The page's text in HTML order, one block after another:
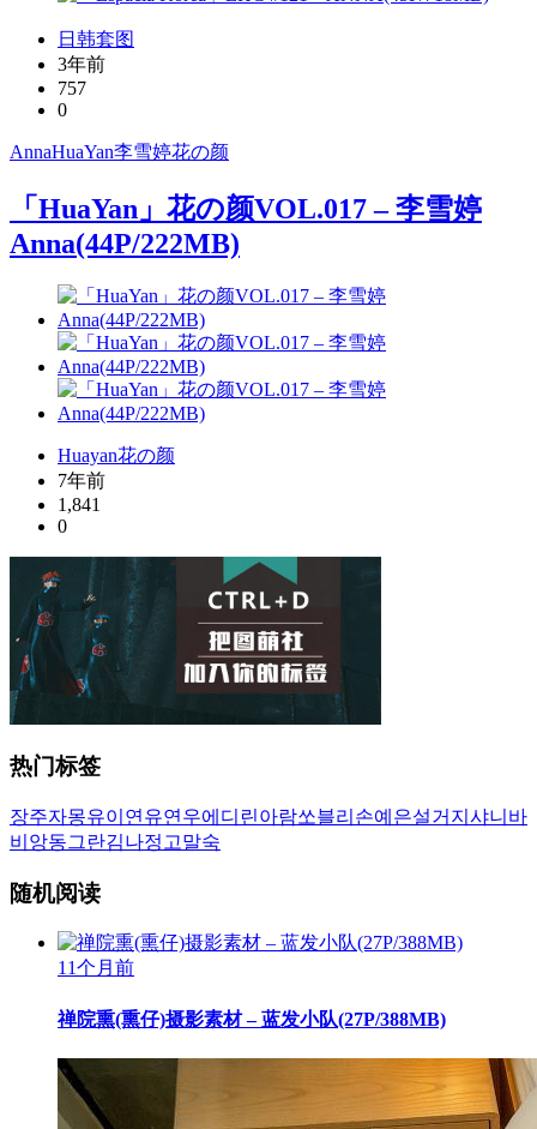
日韩套图
3年前
757
0
AnnaHuaYan李雪婷花の颜
「HuaYan」花の颜VOL.017 – 李雪婷
Anna(44P/222MB)
Huayan花の颜
7年前
1,841
0
热门标签
장주자몽유이 연유연우에디린아람쏘블리 손예은설거지 샤니 바
비앙동그란김나정 고말숙
随机阅读
11个月前
禅院熏(熏仔)摄影素材 – 蓝发小队(27P/388MB)